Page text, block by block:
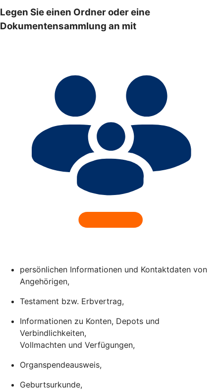
Legen Sie einen Ordner oder eine
Dokumentensammlung an mit
persönlichen Informationen und Kontaktdaten von
Angehörigen,
Testament bzw. Erbvertrag,
Informationen zu Konten, Depots und
Verbindlichkeiten,
Vollmachten und Verfügungen,
Organspendeausweis,
Geburtsurkunde,